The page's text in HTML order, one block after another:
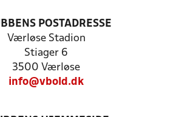
POSTADRESSE
Værløse Stadion
Stiager 6
3500 Værløse
info@vbold.dk